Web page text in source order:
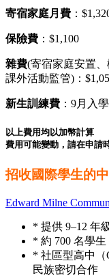
寄宿家庭月費 ：
保險費 ：$1,100
雜費(寄宿家庭安置
課外活動監管)：
新生訓練費 ：9月入
以上費用均以加幣計算
費用可能變動，請在申請
招收國際學生的
Edward Milne
* 提供 9–12 年
* 約 700 名學
* 社區型高中（
民族密切合作